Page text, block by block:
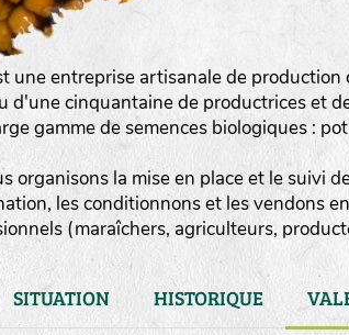
une entreprise artisanale de
d'une cinquantaine de productrices et
gamme de semences biologiques :
organisons la mise en place et le suivi
les conditionnons et les vendons
(maraîchers, agriculteurs,
SITUATION HISTORIQUE